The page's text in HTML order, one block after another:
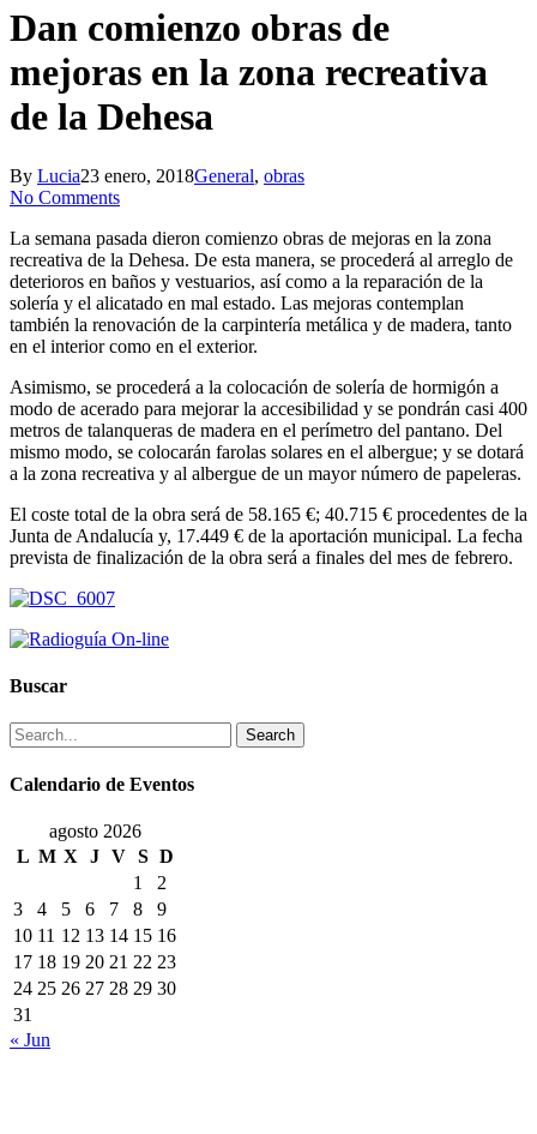
Search
Dan comienzo obras de
mejoras en la zona recreativa
de la Dehesa
By Lucia23 enero, 2018General, obras
No Comments
La semana pasada dieron comienzo obras de mejoras en la zona
recreativa de la Dehesa. De esta manera, se procederá al arreglo de
deterioros en baños y vestuarios, así como a la reparación de la
solería y el alicatado en mal estado. Las mejoras contemplan
también la renovación de la carpintería metálica y de madera, tanto
en el interior como en el exterior.
Asimismo, se procederá a la colocación de solería de hormigón a
modo de acerado para mejorar la accesibilidad y se pondrán casi 400
metros de talanqueras de madera en el perímetro del pantano. Del
mismo modo, se colocarán farolas solares en el albergue; y se dotará
a la zona recreativa y al albergue de un mayor número de papeleras.
El coste total de la obra será de 58.165 €; 40.715 € procedentes de la
Junta de Andalucía y, 17.449 € de la aportación municipal. La fecha
prevista de finalización de la obra será a finales del mes de febrero.
Buscar
Search
Calendario de Eventos
agosto 2026
L M X J V S D
1
2
3
4 5 6 7 8
9
10 11 12 13 14 15 16
17 18 19 20 21 22 23
24 25 26 27 28 29 30
31
« Jun